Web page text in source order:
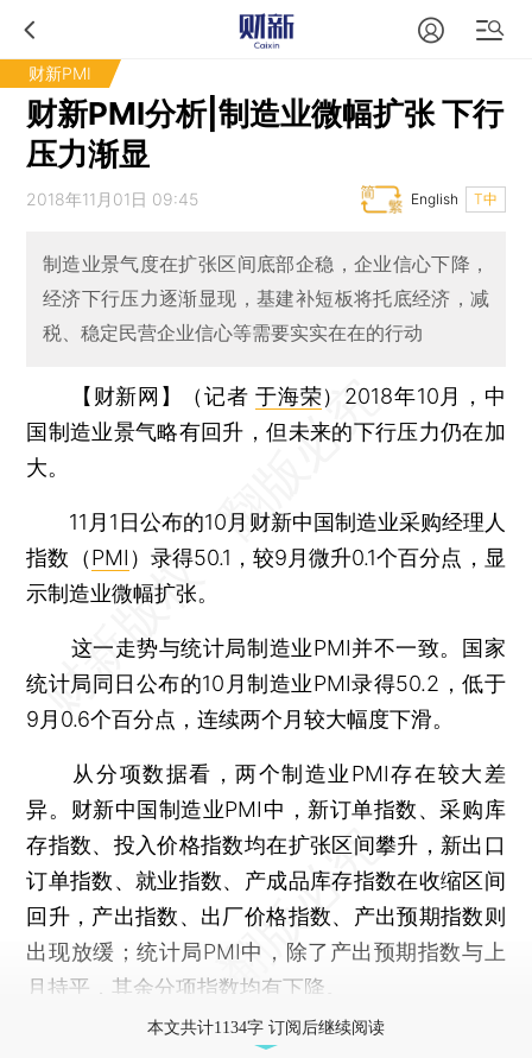
财新PMI
财新PMI分析|制造业微幅扩张 下行
压力渐显
2018年11月01日 09:45 T中
English
制造业景气度在扩张区间底部企稳，企业信心下降，
经济下行压力逐渐显现，基建补短板将托底经济，减
税、稳定民营企业信心等需要实实在在的行动
【财新网】（记者于海荣） 2018年10月，中
国制造业景气略有回升，但未来的下行压力仍在加
大。
11月1日公布的10月财新中国制造业采购经理人
指数（PMI ）录得50.1，较9月微升0.1个百分点，显
示制造业微幅扩张。
这一走势与统计局制造业PMI并不一致。国家
统计局同日公布的10月制造业PMI录得50.2，低于
9月0.6个百分点，连续两个月较大幅度下滑。
从分项数据看，两个制造业PMI存在较大差
异。财新中国制造业PMI中，新订单指数、采购库
存指数、投入价格指数均在扩张区间攀升，新出口
订单指数、就业指数、产成品库存指数在收缩区间
回升，产出指数、出厂价格指数、产出预期指数则
出现放缓；统计局PMI中，除了产出预期指数与上
月持平，其余分项指数均有下降。
本文共计1134字 订阅后继续阅读